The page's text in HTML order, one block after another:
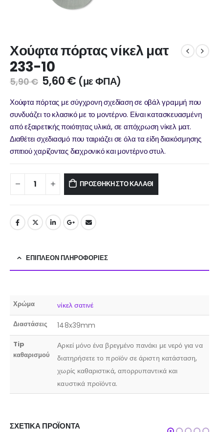
Χούφτα πόρτας νίκελ ματ
233-10
5,90€ 5,60€ (με ΦΠΑ)
Χούφτα πόρτας με σύγχρονη σχεδίαση σε οβάλ γραμμή που
συνδυάζει το κλασικό με το μοντέρνο. Είναι κατασκευασμένη
από εξαιρετικής ποιότητας υλικά, σε απόχρωση νίκελ ματ.
Διαθέτει σχεδιασμό που ταιριάζει σε όλα τα είδη διακόσμησης
σπιτιού χαρίζοντας διαχρονικό και μοντέρνο στυλ.
ΠΡΟΣΘΉΚΗ ΣΤΟ ΚΑΛΆΘΙ
ΕΠΙΠΛΈΟΝ ΠΛΗΡΟΦΟΡΊΕΣ
Χρώμα νίκελ σατινέ
Διαστάσεις 148x39mm
Tip
καθαρισμού
Αρκεί μόνο ένα βρεγμένο πανάκι με νερό για να
διατηρήσετε το προϊόν σε άριστη κατάσταση,
χωρίς καθαριστικά, απορρυπαντικά και
καυστικά προϊόντα.
ΣΧΕΤΙΚΆ ΠΡΟΪΌΝΤΑ